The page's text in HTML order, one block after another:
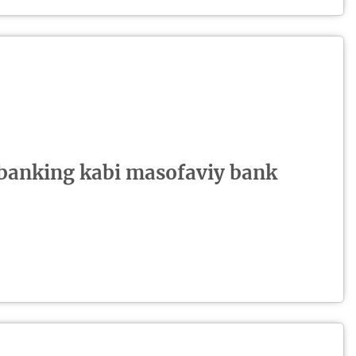
kabi masofaviy bank